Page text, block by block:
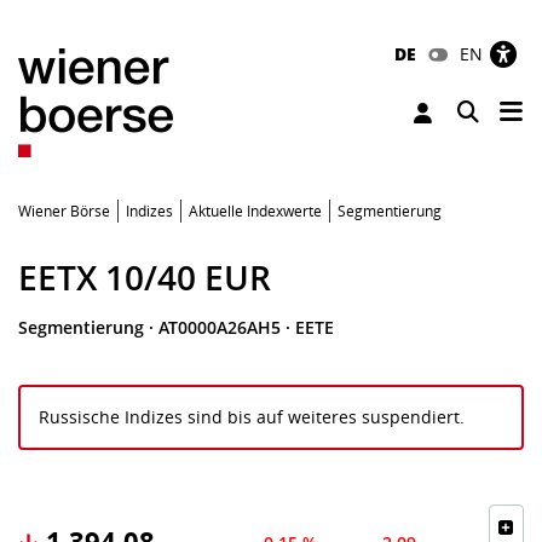
DE EN
Toggle
Wiener Börse Indizes Aktuelle Indexwerte Segmentierung
EETX 10/40 EUR
Segmentierung · AT0000A26AH5 · EETE
Russische Indizes sind bis auf weiteres suspendiert.